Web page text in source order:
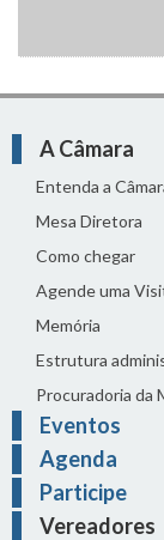
A Câmara
Entenda a
Mesa Diretora
Como chegar
Agende uma
Memória
Estrutura
Procuradoria da
Eventos
Agenda
Participe
Vereadores